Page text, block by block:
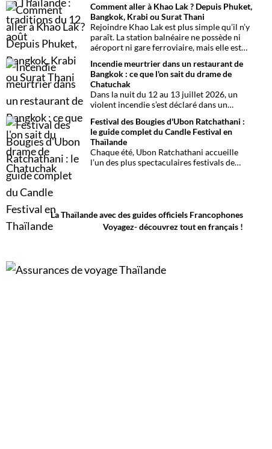
traditions bouddhistes et festivités
populaires dans tout le royaume.
Comment aller à Khao Lak ? Depuis Phuket,
Bangkok, Krabi ou Surat Thani
Rejoindre Khao Lak est plus simple qu’il n’y
paraît. La station balnéaire ne possède ni
aéroport ni gare ferroviaire, mais elle est
international de Phuket, situé à un peu plus
d’une heure de route. Que vous arriviez de
Bangkok, Phuket, Krabi, Surat Thani ou de
Khao Sok, voici toutes les solutions pour
organiser votre trajet dans les meilleures
conditions.
Incendie meurtrier dans un restaurant de
Bangkok : ce que l'on sait du drame de
Chatuchak
Dans la nuit du 12 au 13 juillet 2026, un
violent incendie s’est déclaré dans un
quartier de Chatuchak, à Bangkok. Le bilan
provisoire est particulièrement lourd avec
au moins 27 morts et plusieurs dizaines de
blessés.
Festival des Bougies d'Ubon Ratchathani :
le guide complet du Candle Festival en
Thaïlande
Chaque été, Ubon Ratchathani accueille
l’un des plus spectaculaires festivals de
dans une atmosphère aussi spirituelle que
festive.
La Thaïlande avec des guides officiels Francophones
Voyagez- découvrez tout en français !